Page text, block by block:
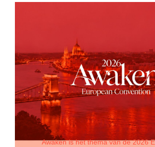
Awaken is het thema van de 2026